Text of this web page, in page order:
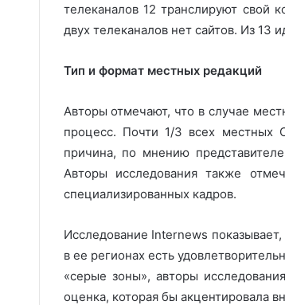
телеканалов 12 транслируют свой
двух телеканалов нет сайтов. Из 13
Тип и формат местных редакций
Авторы отмечают, что в случае
процесс. Почти 1/3 всех местных
причина, по мнению
Авторы исследования также
специализированных кадров.
Исследование Internews
в ее регионах есть
«серые зоны», авторы
оценка, которая бы акцентировала